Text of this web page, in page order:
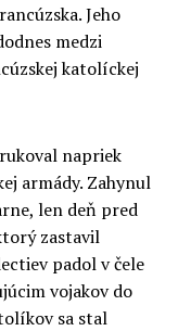
Jeho
medzi
katolíckej
napriek
armády. Zahynul
len deň pred
zastavil
padol v čele
vojakov do
sa stal